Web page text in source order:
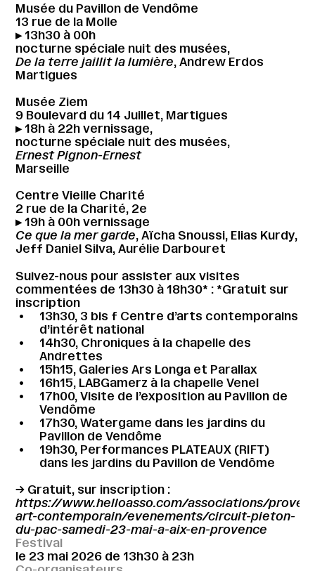
Musée du Pavillon de Vendôme
13 rue de la Molle
▸ 13h30 à 00h
nocturne spéciale nuit des musées,
De la terre jaillit la lumière, Andrew Erdos
Martigues
Musée Ziem
9 Boulevard du 14 Juillet, Martigues
▸ 18h à 22h vernissage,
nocturne spéciale nuit des musées,
Ernest Pignon-Ernest
Marseille
Centre Vieille Charité
2 rue de la Charité, 2e
▸ 19h à 00h vernissage
Ce que la mer garde, Aïcha Snoussi, Elias Kurdy,
Jeff Daniel Silva, Aurélie Darbouret
Suivez-nous pour assister aux visites
commentées de 13h30 à 18h30* : *Gratuit sur
inscription
13h30, 3 bis f Centre d’arts contemporains
d’intérêt national
14h30, Chroniques à la chapelle des
Andrettes
15h15, Galeries Ars Longa et Parallax
16h15, LABGamerz à la chapelle Venel
17h00, Visite de l’exposition au Pavillon de
Vendôme
17h30, Watergame dans les jardins du
Pavillon de Vendôme
19h30, Performances PLATEAUX (RIFT)
dans les jardins du Pavillon de Vendôme
→ Gratuit, sur inscription :
https://www.helloasso.com/associations/
art-contemporain/evenements/circuit-pieton-
du-pac-samedi-23-mai-a-aix-en-provence
Festival
le 23 mai 2026 de 13h30 à 23h